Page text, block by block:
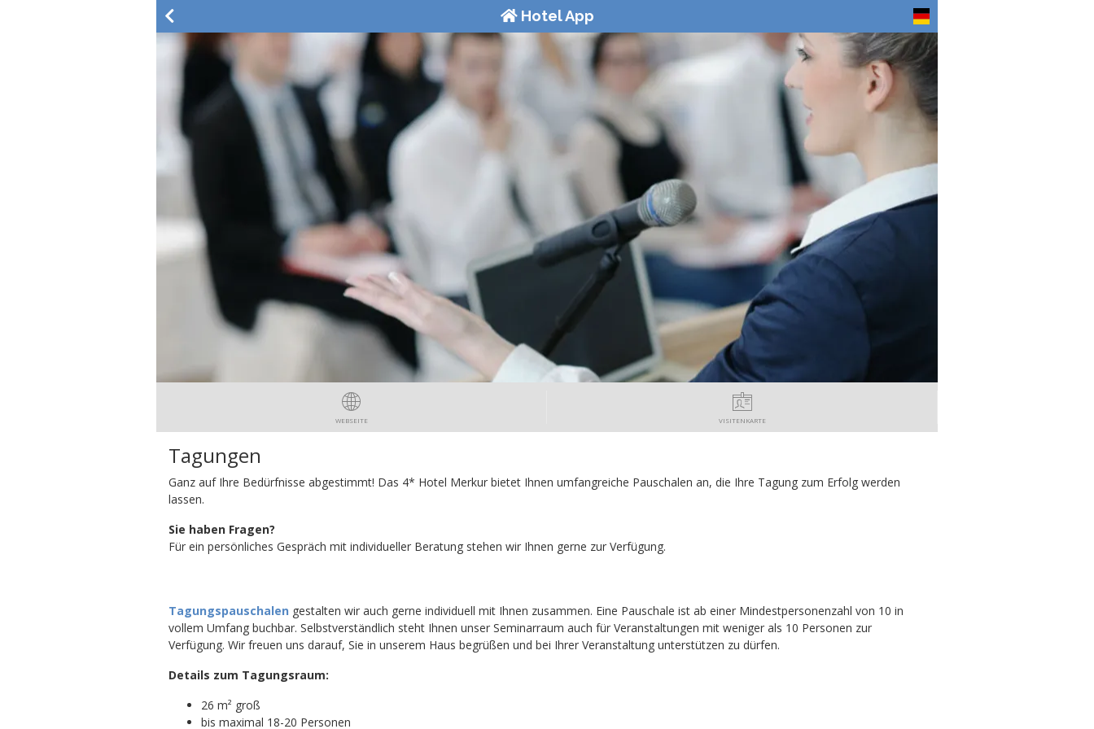
Hotel App
WEBSEITE VISITENKARTE
Tagungen
Ganz auf Ihre Bedürfnisse abgestimmt! Das 4* Hotel Merkur bietet Ihnen umfangreiche Pauschalen an, die Ihre Tagung zum Erfolg werden
lassen.
Sie haben Fragen?
Für ein persönliches Gespräch mit individueller Beratung stehen wir Ihnen gerne zur Verfügung.
Tagungspauschalen gestalten wir auch gerne individuell mit Ihnen zusammen. Eine Pauschale ist ab einer Mindestpersonenzahl von 10 in
vollem Umfang buchbar. Selbstverständlich steht Ihnen unser Seminarraum auch für Veranstaltungen mit weniger als 10 Personen zur
Verfügung. Wir freuen uns darauf, Sie in unserem Haus begrüßen und bei Ihrer Veranstaltung unterstützen zu dürfen.
Details zum Tagungsraum:
26 m² groß
bis maximal 18-20 Personen